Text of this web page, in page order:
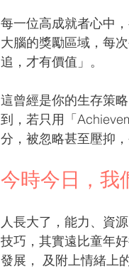
每一位高成就者心中
大腦的獎勵區域，每
追，才有價值」。
這曾經是你的生存策
到，若只用「
分，被忽略甚至壓抑
今時今日，我
人長大了，能力、資
技巧，其實遠比童年
發展， 及附上情緒上的